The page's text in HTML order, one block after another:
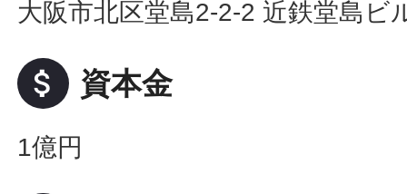
大阪市北区堂島2-2-2 近鉄堂島ビ
attach_money 資本金
1億円